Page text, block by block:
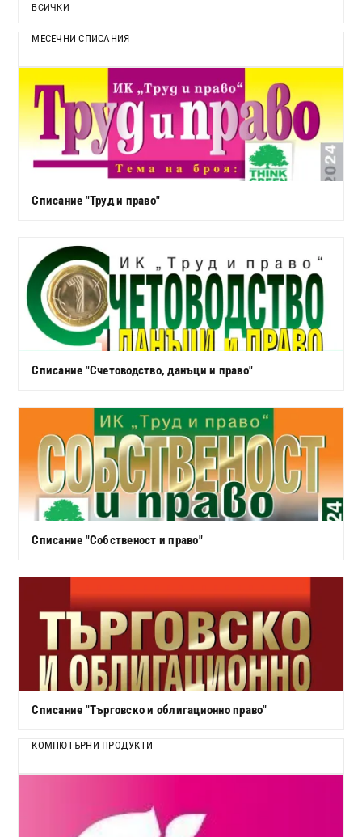
ВСИЧКИ
МЕСЕЧНИ СПИСАНИЯ
Списание "Труд и право"
Списание "Счетоводство, данъци и право"
Списание "Собственост и право"
Списание "Търговско и облигационно право"
КОМПЮТЪРНИ ПРОДУКТИ